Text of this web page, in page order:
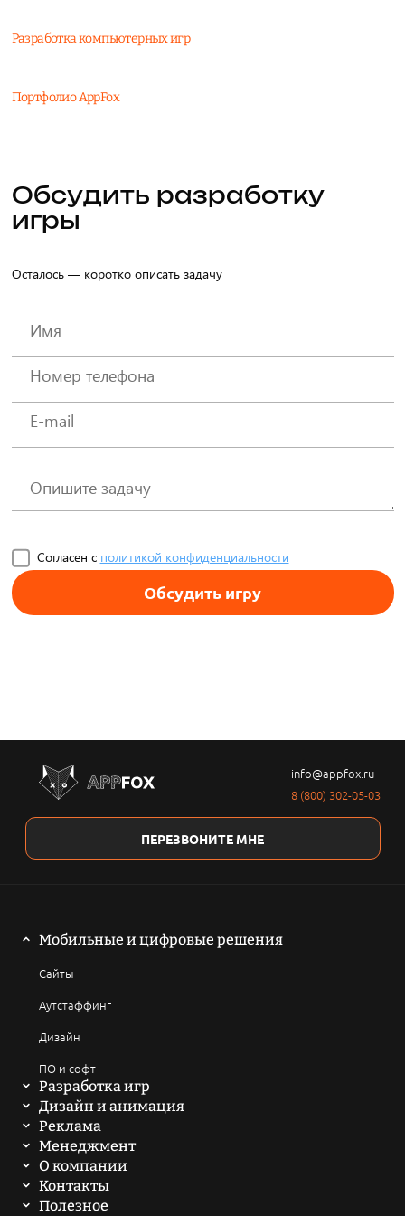
Разработка компьютерных игр
Портфолио AppFox
Обсудить разработку
игры
Осталось — коротко описать задачу
Согласен с политикой конфиденциальности
Обсудить игру
info@appfox.ru
8 (800) 302-05-03
ПЕРЕЗВОНИТЕ МНЕ
Мобильные и цифровые решения
Сайты
Аутстаффинг
Дизайн
ПО и софт
Разработка игр
Мобильные игры
Компьютерные игры
Браузерные и онлайн игры
Крипто - проекты
Дизайн и анимация
2D анимация
3D анимация
Мультфильмы
Реклама
SEO продвижение сайтов
ASO продвижение
SMM-продвижение
Менеджмент
Написать техническое задание
Токеномика проекта
О компании
История
Контакты
Заполнить бриф
Полезное